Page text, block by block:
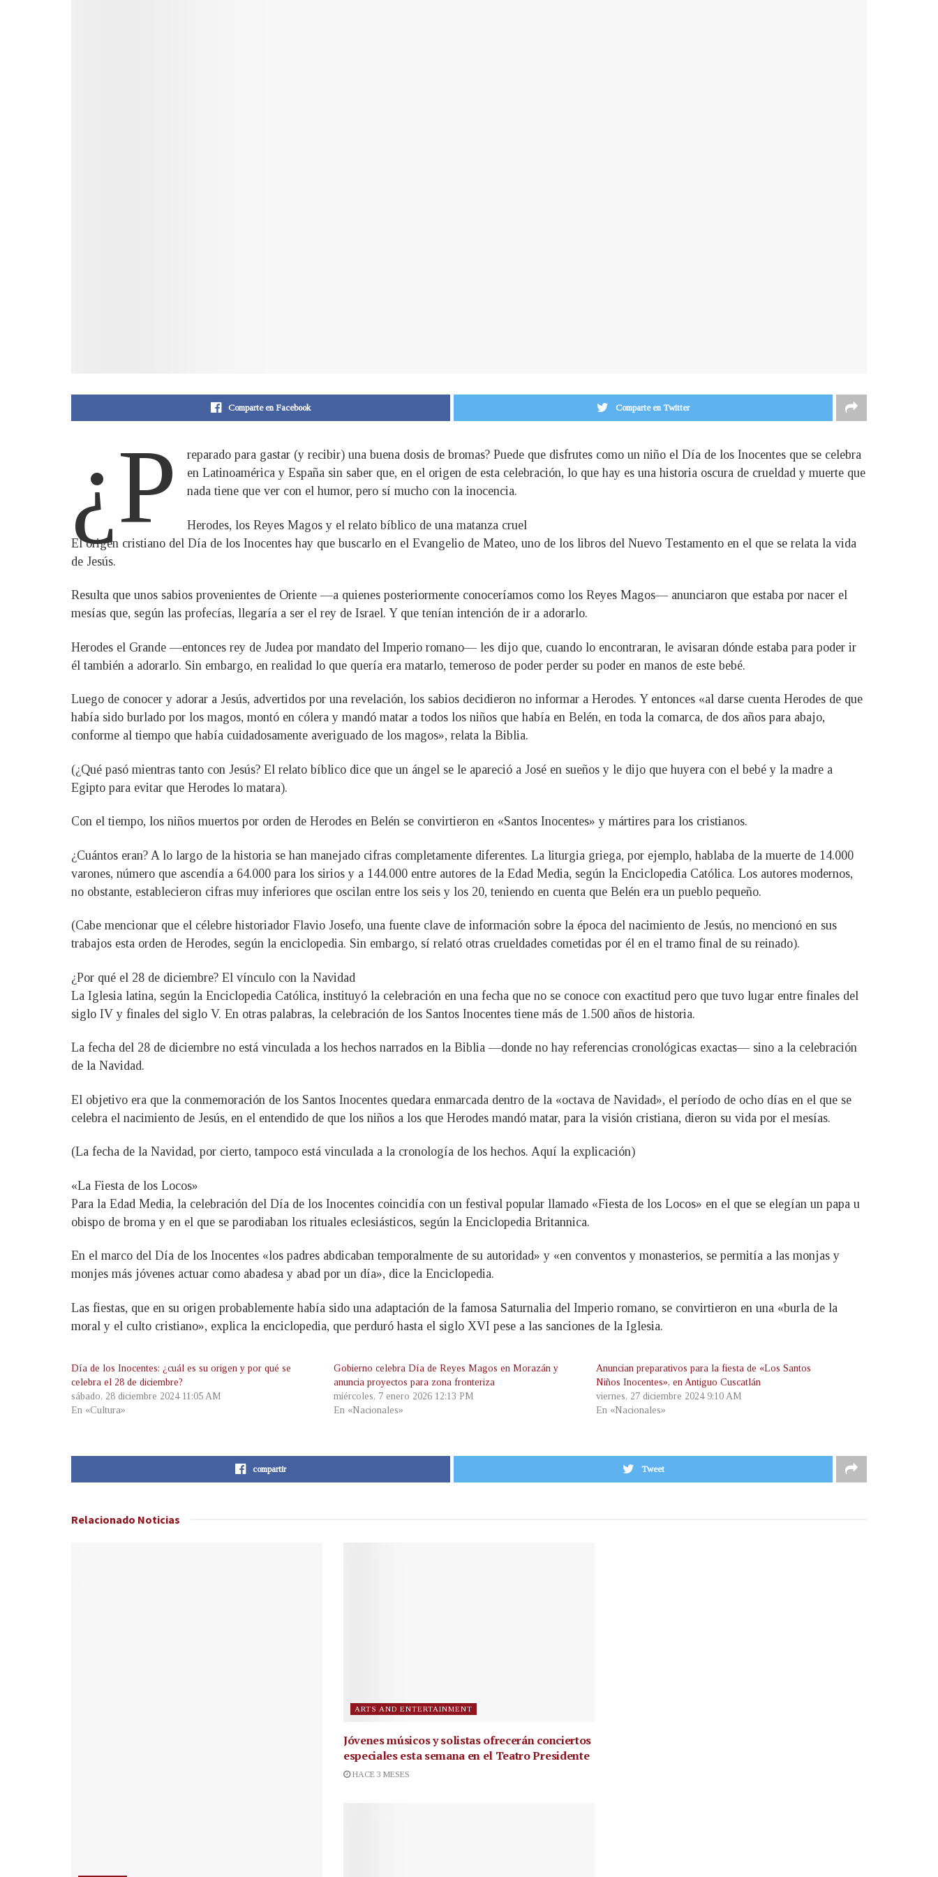
Comparte en Facebook Comparte en Twitter
¿P
reparado para gastar (y recibir) una buena dosis de bromas? Puede que disfrutes como un niño el Día de los Inocentes que se celebra
en Latinoamérica y España sin saber que, en el origen de esta celebración, lo que hay es una historia oscura de crueldad y muerte que
nada tiene que ver con el humor, pero sí mucho con la inocencia.
Herodes, los Reyes Magos y el relato bíblico de una matanza cruel
El origen cristiano del Día de los Inocentes hay que buscarlo en el Evangelio de Mateo, uno de los libros del Nuevo Testamento en el que se relata la vida
de Jesús.
Resulta que unos sabios provenientes de Oriente —a quienes posteriormente conoceríamos como los Reyes Magos— anunciaron que estaba por nacer el
mesías que, según las profecías, llegaría a ser el rey de Israel. Y que tenían intención de ir a adorarlo.
Herodes el Grande —entonces rey de Judea por mandato del Imperio romano— les dijo que, cuando lo encontraran, le avisaran dónde estaba para poder ir
él también a adorarlo. Sin embargo, en realidad lo que quería era matarlo, temeroso de poder perder su poder en manos de este bebé.
Luego de conocer y adorar a Jesús, advertidos por una revelación, los sabios decidieron no informar a Herodes. Y entonces «al darse cuenta Herodes de que
había sido burlado por los magos, montó en cólera y mandó matar a todos los niños que había en Belén, en toda la comarca, de dos años para abajo,
conforme al tiempo que había cuidadosamente averiguado de los magos», relata la Biblia.
(¿Qué pasó mientras tanto con Jesús? El relato bíblico dice que un ángel se le apareció a José en sueños y le dijo que huyera con el bebé y la madre a
Egipto para evitar que Herodes lo matara).
Con el tiempo, los niños muertos por orden de Herodes en Belén se convirtieron en «Santos Inocentes» y mártires para los cristianos.
¿Cuántos eran? A lo largo de la historia se han manejado cifras completamente diferentes. La liturgia griega, por ejemplo, hablaba de la muerte de 14.000
varones, número que ascendía a 64.000 para los sirios y a 144.000 entre autores de la Edad Media, según la Enciclopedia Católica. Los autores modernos,
no obstante, establecieron cifras muy inferiores que oscilan entre los seis y los 20, teniendo en cuenta que Belén era un pueblo pequeño.
(Cabe mencionar que el célebre historiador Flavio Josefo, una fuente clave de información sobre la época del nacimiento de Jesús, no mencionó en sus
trabajos esta orden de Herodes, según la enciclopedia. Sin embargo, sí relató otras crueldades cometidas por él en el tramo final de su reinado).
¿Por qué el 28 de diciembre? El vínculo con la Navidad
La Iglesia latina, según la Enciclopedia Católica, instituyó la celebración en una fecha que no se conoce con exactitud pero que tuvo lugar entre finales del
siglo IV y finales del siglo V. En otras palabras, la celebración de los Santos Inocentes tiene más de 1.500 años de historia.
La fecha del 28 de diciembre no está vinculada a los hechos narrados en la Biblia —donde no hay referencias cronológicas exactas— sino a la celebración
de la Navidad.
El objetivo era que la conmemoración de los Santos Inocentes quedara enmarcada dentro de la «octava de Navidad», el período de ocho días en el que se
celebra el nacimiento de Jesús, en el entendido de que los niños a los que Herodes mandó matar, para la visión cristiana, dieron su vida por el mesías.
(La fecha de la Navidad, por cierto, tampoco está vinculada a la cronología de los hechos. Aquí la explicación)
«La Fiesta de los Locos»
Para la Edad Media, la celebración del Día de los Inocentes coincidía con un festival popular llamado «Fiesta de los Locos» en el que se elegían un papa u
obispo de broma y en el que se parodiaban los rituales eclesiásticos, según la Enciclopedia Britannica.
En el marco del Día de los Inocentes «los padres abdicaban temporalmente de su autoridad» y «en conventos y monasterios, se permitía a las monjas y
monjes más jóvenes actuar como abadesa y abad por un día», dice la Enciclopedia.
Las fiestas, que en su origen probablemente había sido una adaptación de la famosa Saturnalia del Imperio romano, se convirtieron en una «burla de la
moral y el culto cristiano», explica la enciclopedia, que perduró hasta el siglo XVI pese a las sanciones de la Iglesia.
Día de los Inocentes: ¿cuál es su origen y por qué se
celebra el 28 de diciembre?
sábado, 28 diciembre 2024 11:05 AM
En «Cultura»
Gobierno celebra Día de Reyes Magos en Morazán y
anuncia proyectos para zona fronteriza
miércoles, 7 enero 2026 12:13 PM
En «Nacionales»
Anuncian preparativos para la fiesta de «Los Santos
Niños Inocentes», en Antiguo Cuscatlán
viernes, 27 diciembre 2024 9:10 AM
En «Nacionales»
compartir Tweet
Relacionado Noticias
ARTS AND ENTERTAINMENT
Jóvenes músicos y solistas ofrecerán conciertos
especiales esta semana en el Teatro Presidente
HACE 3 MESES